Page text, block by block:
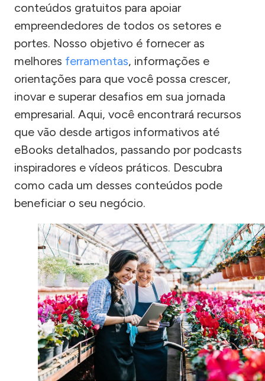
conteúdos gratuitos para apoiar
empreendedores de todos os setores e
portes. Nosso objetivo é fornecer as
melhores ferramentas, informações e
orientações para que você possa crescer,
inovar e superar desafios em sua jornada
empresarial. Aqui, você encontrará recursos
que vão desde artigos informativos até
eBooks detalhados, passando por podcasts
inspiradores e vídeos práticos. Descubra
como cada um desses conteúdos pode
beneficiar o seu negócio.